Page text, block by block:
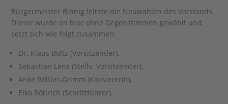
Bürgermeister Binnig leitete die Neuwahlen des Vorstands.
Dieser wurde en bloc ohne Gegenstimmen gewählt und
setzt sich wie folgt zusammen:
Dr. Klaus Böltz (Vorsitzender),
Sebastian Lenz (Stellv. Vorsitzender),
Anke Rößler-Grimm (Kassiererin),
Elko Röhrich (Schriftführer).